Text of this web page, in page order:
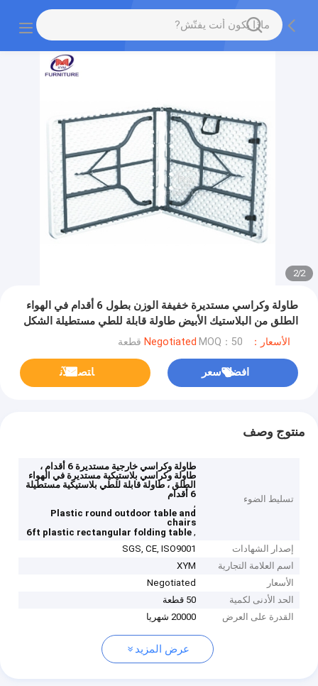
2
/
2
طاولة وكراسي مستديرة خفيفة الوزن بطول 6 أقدام في الهواء
الطلق من البلاستيك الأبيض طاولة قابلة للطي مستطيلة الشكل
الأسعار：Negotiated MOQ：50 قطعة
افضل سعر ﺎﺘﺼﻟ ﺍﻶﻧ
منتوج وصف
تسليط الضوء
طاولة وكراسي خارجية مستديرة 6 أقدام ،
طاولة وكراسي بلاستيكية مستديرة في الهواء
الطلق ، طاولة قابلة للطي بلاستيكية مستطيلة
6 أقدام
,
Plastic round outdoor table and
chairs
,
6ft plastic rectangular folding table
إصدار الشهادات
SGS, CE, ISO9001
اسم العلامة التجارية
XYM
الأسعار
Negotiated
الحد الأدنى لكمية
50 قطعة
القدرة على العرض
20000 شهريا
عرض المزيد